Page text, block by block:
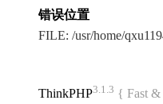
错误位置
FILE: /usr/home/
ThinkPHP3.1.3 { Fast